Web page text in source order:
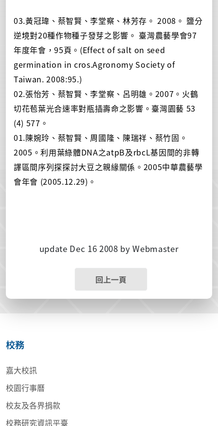
03.黃冠瑋、蔡智賢、李堂察、林芳存。 2008。 鹽分
逆境對20種作物種子發芽之影響。 臺灣農藝學會97
年度年會，95頁。(Effect of salt on seed
germination in cros.Agronomy Society of
Taiwan. 2008:95.)
02.張怡芳、蔡智賢、李堂察、呂明雄。2007。火鶴
切花苞葉光合速率對瓶插壽命之影響。臺灣園藝 53
(4) 577。
01.陳婉玲、蔡智賢、周國隆、陳瑞祥、蔡竹固。
2005。利用葉綠體DNA之atpB及rbcL基因間的非轉
譯區間序列探探討大豆之親緣關係。2005中華農藝學
會年會 (2005.12.29)。
update Dec 16 2008 by Webmaster
回上一頁
校務
嘉大校訊
校園行事曆
校友及各界捐款
校務研究資訊平臺